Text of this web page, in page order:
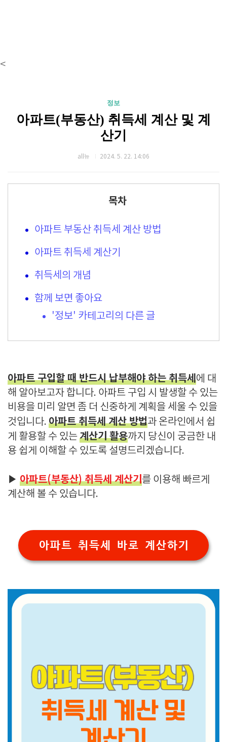
<
정보
아파트(부동산) 취득세 계산 및 계
산기
all뉴 2024. 5. 22. 14:06
목차
아파트 부동산 취득세 계산 방법
아파트 취득세 계산기
취득세의 개념
함께 보면 좋아요
'정보' 카테고리의 다른 글
아파트 구입할 때 반드시 납부해야 하는 취득세에 대
해 알아보고자 합니다. 아파트 구입 시 발생할 수 있는
비용을 미리 알면 좀 더 신중하게 계획을 세울 수 있을
것입니다. 아파트 취득세 계산 방법과 온라인에서 쉽
게 활용할 수 있는계산기 활용까지 당신이 궁금한 내
용 쉽게 이해할 수 있도록 설명드리겠습니다.
▶ 아파트(부동산) 취득세 계산기를 이용해 빠르게
계산해 볼 수 있습니다.
아파트 취득세 바로 계산하기